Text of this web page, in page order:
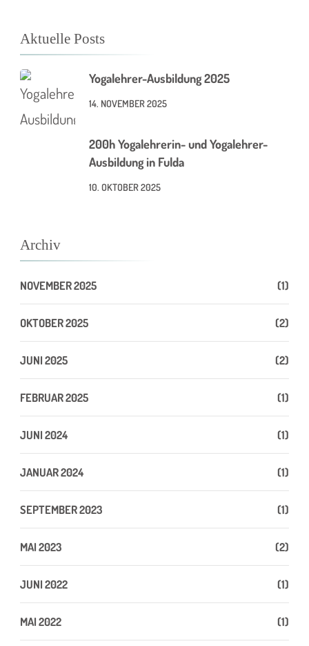
Aktuelle Posts
Yogalehrer-Ausbildung 2025
14. NOVEMBER 2025
200h Yogalehrerin- und Yogalehrer-
Ausbildung in Fulda
10. OKTOBER 2025
Archiv
NOVEMBER 2025 (1)
OKTOBER 2025 (2)
JUNI 2025 (2)
FEBRUAR 2025 (1)
JUNI 2024 (1)
JANUAR 2024 (1)
SEPTEMBER 2023 (1)
MAI 2023 (2)
JUNI 2022 (1)
MAI 2022 (1)